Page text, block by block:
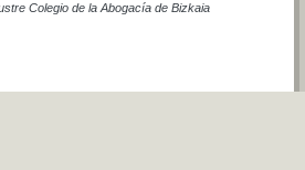
Colegio de la Abogacía de Bizkaia